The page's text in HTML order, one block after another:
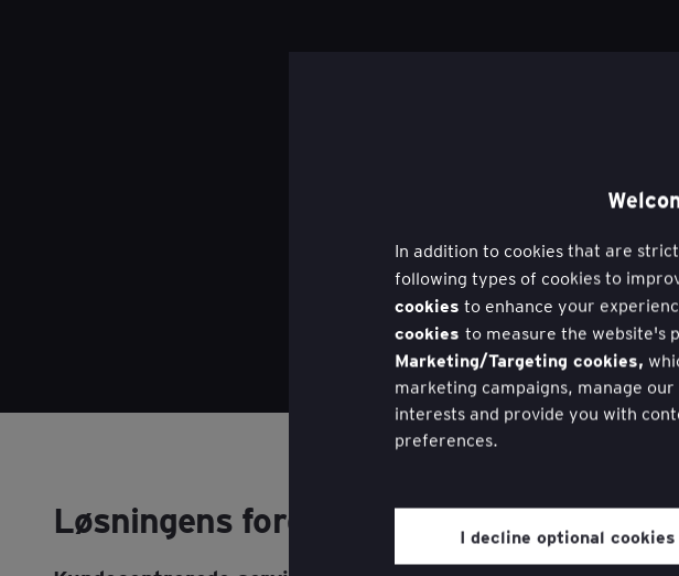
Løsningens fordele
In addition to cookies that are
following types of cookies to
cookies to enhance your
cookies to measure the website's
Marketing/Targeting cookies,
marketing campaigns, manage
interests and provide you with
preferences.
page on the website in the ‘Legal
I decline optional cookies